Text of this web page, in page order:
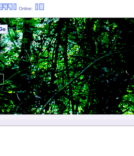
Online: